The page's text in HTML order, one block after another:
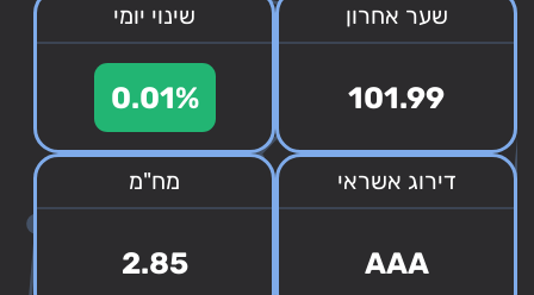
שער אחרון
101.99
שינוי יומי
0.01%
דירוג אשראי
AAA
מח"מ
2.85